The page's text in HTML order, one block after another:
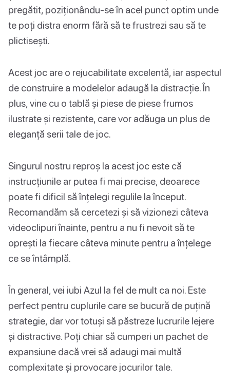
pregătit, poziționându-se în acel punct optim unde
te poți distra enorm fără să te frustrezi sau să te
plictisești.
Acest joc are o rejucabilitate excelentă, iar aspectul
de construire a modelelor adaugă la distracție. În
plus, vine cu o tablă și piese de piese frumos
ilustrate și rezistente, care vor adăuga un plus de
eleganță serii tale de joc.
Singurul nostru reproș la acest joc este că
instrucțiunile ar putea fi mai precise, deoarece
poate fi dificil să înțelegi regulile la început.
Recomandăm să cercetezi și să vizionezi câteva
videoclipuri înainte, pentru a nu fi nevoit să te
oprești la fiecare câteva minute pentru a înțelege
ce se întâmplă.
În general, vei iubi Azul la fel de mult ca noi. Este
perfect pentru cuplurile care se bucură de puțină
strategie, dar vor totuși să păstreze lucrurile lejere
și distractive. Poți chiar să cumperi un pachet de
expansiune dacă vrei să adaugi mai multă
complexitate și provocare jocurilor tale.